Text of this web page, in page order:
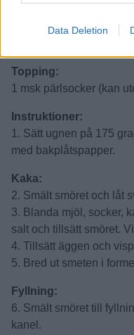
Data Deletion
½ tsk vaniljpulver eller
Topping:
1 msk pärlsocker (kan
Instruktioner:
1. Sätt ugnen på 175
med bakplåtspapper.
Kaka:
2. Smält smöret och låt
3. Blanda mjöl, socker,
salt och tillsätt smöret.
4. Tillsätt äggen och
5. Bred ut smeten i
Fyllning:
6. Smält smöret till
kanel.